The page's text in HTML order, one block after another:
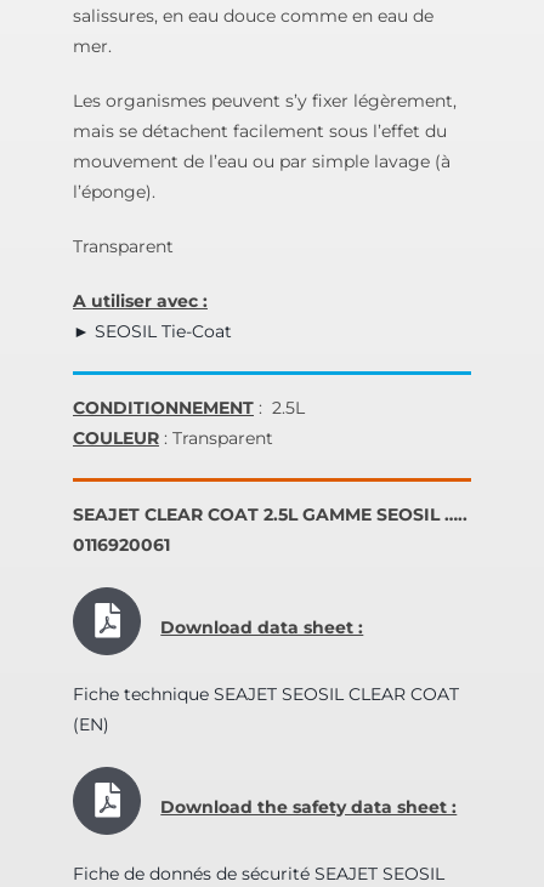
salissures, en eau douce comme en eau de
mer.
Les organismes peuvent s’y fixer légèrement,
mais se détachent facilement sous l’effet du
mouvement de l’eau ou par simple lavage (à
l’éponge).
Transparent
A utiliser avec :
► SEOSIL Tie-Coat
CONDITIONNEMENT: 2.5L
COULEUR: Transparent
SEAJET CLEAR COAT 2.5L GAMME SEOSIL …..
0116920061
Download data sheet :
Fiche technique SEAJET SEOSIL CLEAR COAT
(EN)
Download the safety data sheet :
Fiche de donnés de sécurité SEAJET SEOSIL